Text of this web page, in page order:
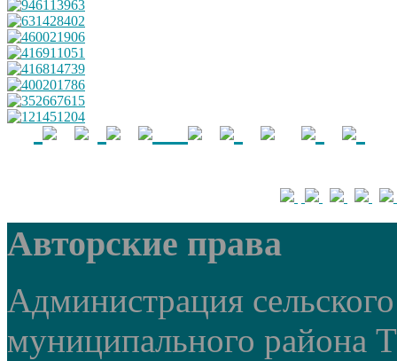
Авторские права
Администрация
муниципального района